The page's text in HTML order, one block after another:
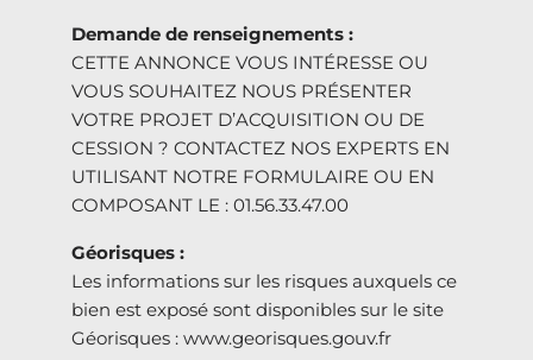
Demande de renseignements :
CETTE ANNONCE VOUS INTÉRESSE OU
VOUS SOUHAITEZ NOUS PRÉSENTER
VOTRE PROJET D’ACQUISITION OU DE
CESSION ? CONTACTEZ NOS EXPERTS EN
UTILISANT NOTRE FORMULAIRE OU EN
COMPOSANT LE : 01.56.33.47.00
Géorisques :
Les informations sur les risques auxquels ce
bien est exposé sont disponibles sur le site
Géorisques : www.georisques.gouv.fr